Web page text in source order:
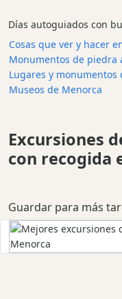
Días autoguiados con
Cosas que ver y hacer
Monumentos de piedra
Lugares y monumentos
Museos de Menorca
Excursiones
con recogida
Guardar para más